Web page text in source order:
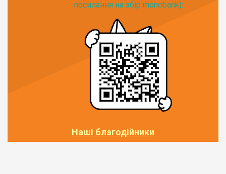
посилання на збір monobank):
Наші благодійники